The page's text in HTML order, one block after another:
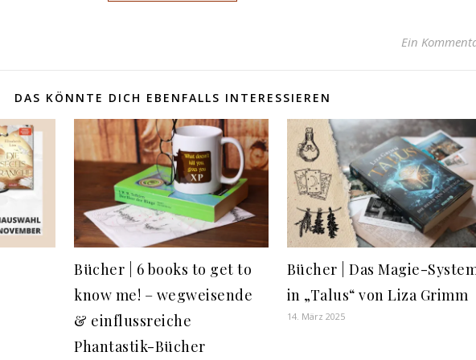
Ein
DAS KÖNNTE DICH EBENFALLS INTERESSIEREN
Bücher | 6 books to get to
know me! – wegweisende
& einflussreiche
Phantastik-Bücher
Bücher | Das Magie-
in „Talus“ von Liza Grimm
14. März 2025